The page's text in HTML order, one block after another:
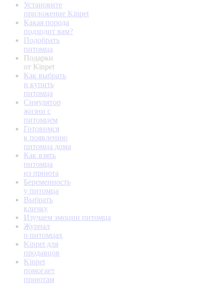
Установите
приложение Kinpet
Какая порода
подходит вам?
Подобрать
питомца
Подарки
от Kinpet
Как выбрать
и купить
питомца
Симулятор
жизни с
питомцем
Готовимся
к появлению
питомца дома
Как взять
питомца
из приюта
Беременность
у питомца
Выбрать
кличку
Изучаем эмоции питомца
Журнал
о питомцах
Kinpet для
продавцов
Kinpet
помогает
приютам